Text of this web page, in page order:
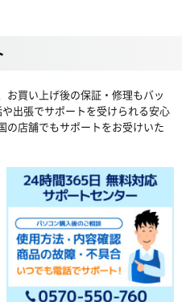
お買い上げ後の保証・修理もバッ
出張でサポートを受けられる安心
の店舗でもサポートをお受けいた